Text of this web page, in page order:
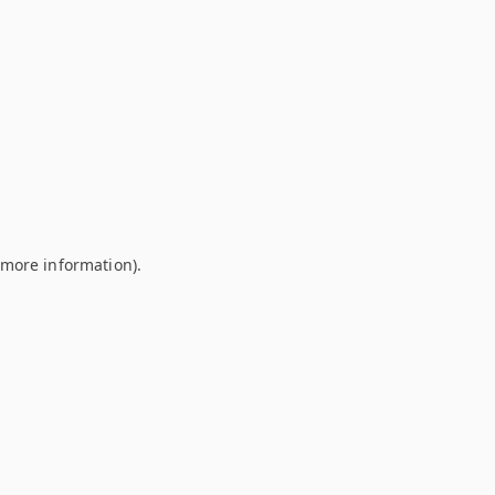
information).